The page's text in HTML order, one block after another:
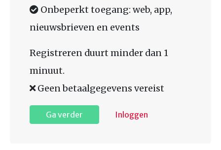
Onbeperkt toegang: web, app,
nieuwsbrieven en events
Registreren duurt minder dan 1
minuut.
Geen betaalgegevens vereist
Ga verder Inloggen